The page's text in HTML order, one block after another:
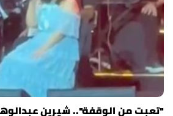
"تعبت من الوقفة".. شيرين